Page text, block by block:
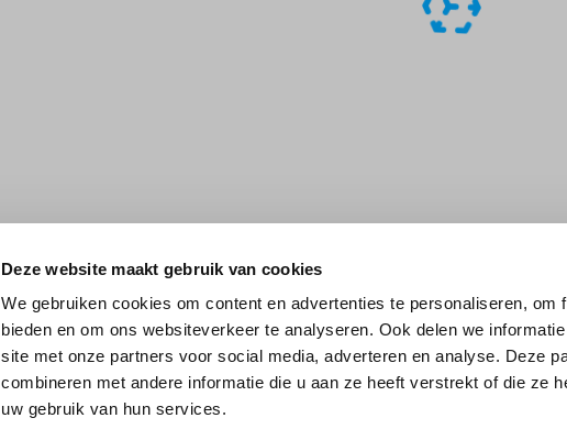
Deze website maakt gebruik van cookies
We gebruiken cookies om content en advertenties te personaliseren, om
bieden en om ons websiteverkeer te analyseren. Ook delen we
site met onze partners voor social media, adverteren en analyse. Deze
combineren met andere informatie die u aan ze heeft verstrekt of die ze
uw gebruik van hun services.